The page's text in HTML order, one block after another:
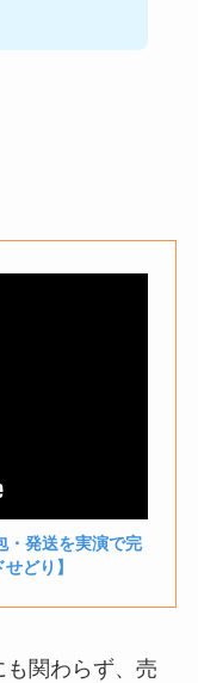
・発送を実演で完
どり】
関わらず、売